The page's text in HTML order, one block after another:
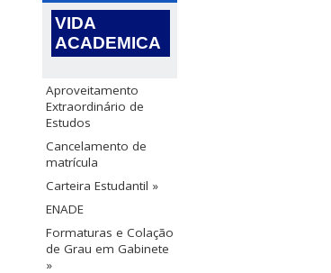
VIDA
ACADEMICA
Aproveitamento
Extraordinário de
Estudos
Cancelamento de
matrícula
Carteira Estudantil »
ENADE
Formaturas e Colação
de Grau em Gabinete
»